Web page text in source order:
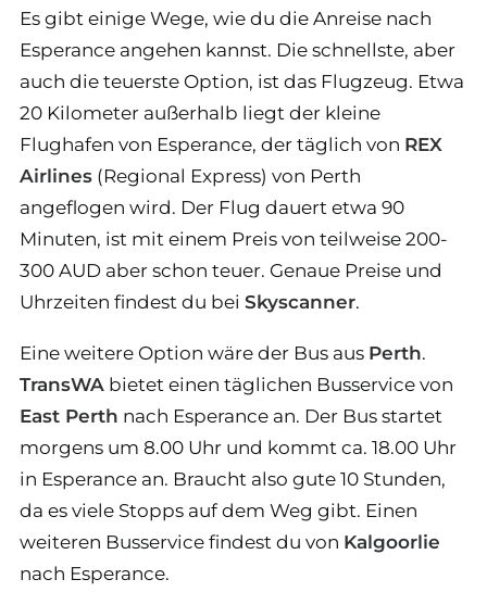
Es gibt einige Wege, wie du die Anreise nach
Esperance angehen kannst. Die schnellste, aber
auch die teuerste Option, ist das Flugzeug. Etwa
20 Kilometer außerhalb liegt der kleine
Flughafen von Esperance, der täglich von REX
Airlines (Regional Express) von Perth
angeflogen wird. Der Flug dauert etwa 90
Minuten, ist mit einem Preis von teilweise 200-
300 AUD aber schon teuer. Genaue Preise und
Uhrzeiten findest du bei Skyscanner.
Eine weitere Option wäre der Bus aus Perth.
TransWA bietet einen täglichen Busservice von
East Perth nach Esperance an. Der Bus startet
morgens um 8.00 Uhr und kommt ca. 18.00 Uhr
in Esperance an. Braucht also gute 10 Stunden,
da es viele Stopps auf dem Weg gibt. Einen
weiteren Busservice findest du von Kalgoorlie
nach Esperance.